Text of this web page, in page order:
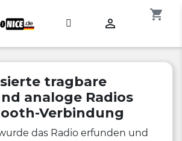

shopping_cart
tragbare
analoge Radios
Verbindung
das Radio erfunden und